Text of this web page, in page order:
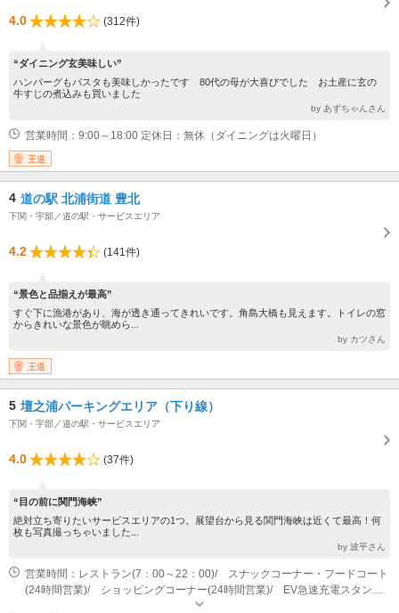
4.0 (312件)
“ダイニング玄美味しい”
ハンバーグもパスタも美味しかったです 80代の母が大喜びでした お土産に玄の
牛すじの煮込みも買いました
by あずちゃんさん
営業時間：9:00～18:00 定休日：無休（ダイニングは火曜日）
王道
4 道の駅 北浦街道 豊北
下関・宇部／道の駅・サービスエリア
4.2 (141件)
“景色と品揃えが最高”
すぐ下に漁港があり、海が透き通ってきれいです。角島大橋も見えます。トイレの窓
からきれいな景色が眺めら...
by カツさん
王道
5 壇之浦パーキングエリア（下り線）
下関・宇部／道の駅・サービスエリア
4.0 (37件)
“目の前に関門海峡”
絶対立ち寄りたいサービスエリアの1つ。展望台から見る関門海峡は近くて最高！何
枚も写真撮っちゃいました...
by 波平さん
営業時間：レストラン(7：00～22：00)/ スナックコーナー・フードコート
(24時間営業)/ ショッピングコーナー(24時間営業)/ EV急速充電スタンド
(24時間営業) インフォメーションコーナー(平日8：00～17：00 土・日･